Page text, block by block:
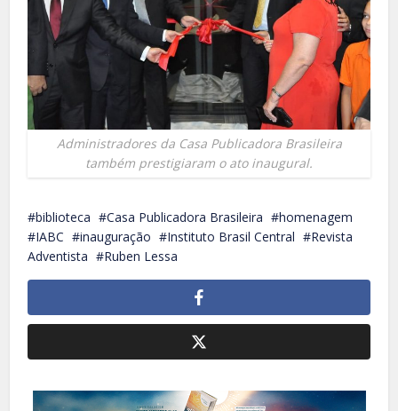
Administradores da Casa Publicadora Brasileira
também prestigiaram o ato inaugural.
biblioteca Casa Publicadora Brasileira
homenagem
IABC
inauguração Instituto Brasil Central
Revista
Adventista
Ruben Lessa